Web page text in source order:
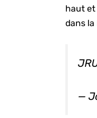
haut et
dans la
—